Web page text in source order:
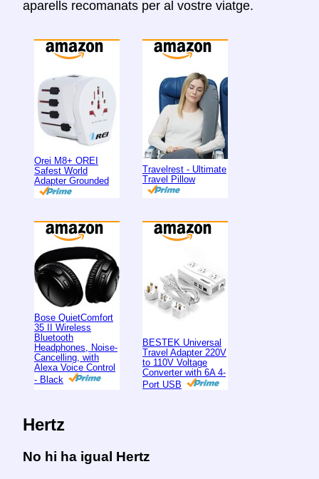
aparells recomanats per al vostre viatge.
Orei M8+ OREI
Safest World
Adapter Grounded
Travelrest - Ultimate
Travel Pillow
Bose QuietComfort
35 II Wireless
Bluetooth
Headphones, Noise-
Cancelling, with
Alexa Voice Control
- Black
BESTEK Universal
Travel Adapter 220V
to 110V Voltage
Converter with 6A 4-
Port USB
Hertz
No hi ha igual Hertz